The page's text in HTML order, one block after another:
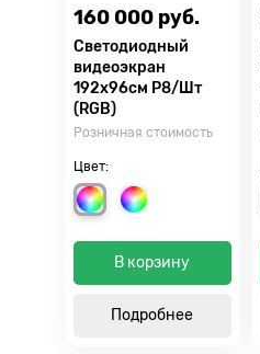
160 000 руб.
Светодиодный
видеоэкран
192х96см Р8/Шт
(RGB)
Розничная стоимость
Цвет:
В корзину
Подробнее